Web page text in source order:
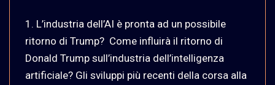
1. L’industria dell’AI è pronta ad un possibile
ritorno di Trump? Come influirà il ritorno di
Donald Trump sull’industria dell’intelligenza
artificiale? Gli sviluppi più recenti della corsa alla